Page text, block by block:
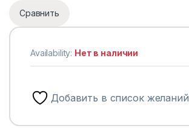
Сравнить
Availability: Нет в наличии
Добавить в список желаний